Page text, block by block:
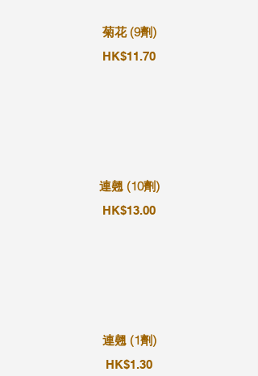
菊花 (9劑)
HK$11.70
連翹 (10劑)
HK$13.00
連翹 (1劑)
HK$1.30